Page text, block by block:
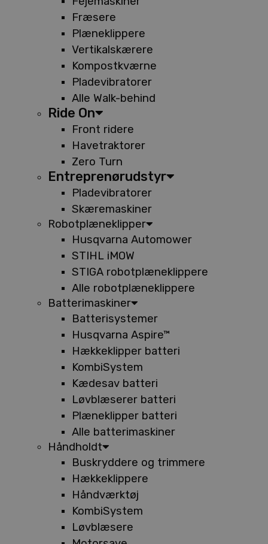
Fræsere
Plæneklippere
Vertikalskærere
Kompostkværne
Pladevibratorer
Alle Walk-behind
Ride On
Front ridere
Havetraktorer
Zero Turn
Entreprenørudstyr
Pladevibratorer
Skæremaskiner
Robotplæneklipper
Husqvarna Automower
STIHL iMOW
STIGA robotplæneklippere
Alle robotplæneklippere
Batterimaskiner
Batterisystemer
Husqvarna Aspire™
Hækkeklipper batteri
KombiSystem
Kædesav batteri
Løvblæserer batteri
Plæneklipper batteri
Alle batterimaskiner
Håndholdt
Buskryddere og trimmere
Hækkeklippere
Håndværktøj
KombiSystem
Løvblæsere